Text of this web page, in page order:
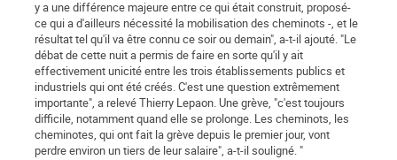
y a une différence majeure entre ce qui était construit, proposé-
ce qui a d'ailleurs nécessité la mobilisation des cheminots -, et le
résultat tel qu'il va être connu ce soir ou demain", a-t-il ajouté. "Le
débat de cette nuit a permis de faire en sorte qu'il y ait
effectivement unicité entre les trois établissements publics et
industriels qui ont été créés. C'est une question extrêmement
importante", a relevé Thierry Lepaon. Une grève, "c'est toujours
difficile, notamment quand elle se prolonge. Les cheminots, les
cheminotes, qui ont fait la grève depuis le premier jour, vont
perdre environ un tiers de leur salaire", a-t-il souligné. "